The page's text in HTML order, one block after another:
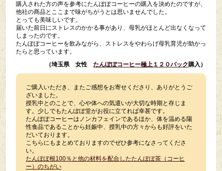
購入された方の声を参考にたんぽぽコーヒーの購入を決めたのですが、
他社の商品とここまで味がちがうとは思いませんでした。
とっても美味しいです。
届いた前日にストレスのかかる事があり、母乳がほとんど出なくなって
しまったのです。
たんぽぽコーヒーを飲みながら、ストレスをやわらげ母乳育児が助かっ
たらと思っています。
（埼玉県 女性 たんぽぽコーヒー極上１２０パック購入）
ご購入いただき、またご感想をお寄せくださり、ありがとうご
ざいました。
授乳中とのことで、心や体への気遣いが大切な時期と存じま
す。少しでもたんぽぽ堂がお役に立てれば幸甚です。
たんぽぽコーヒーはノンカフェインであるほか、体を温める陽
性食品であることから妊娠中、授乳中の方々からも好評をいた
だいております。
こちらにもまとめておりますのでぜひ参考になさってくださ
い。
たんぽぽ根100％と他の材料を配合したたんぽぽ茶（コーヒ
ー）のちがい